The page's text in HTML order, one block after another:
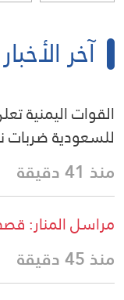
آخر الأخبار
القوات اليمنية
للسعودية ضربات
منذ 41 دقيقة
مراسل المنار:
منذ 45 دقيقة